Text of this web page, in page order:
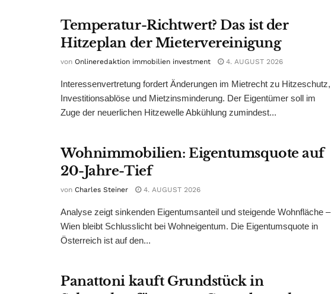
Temperatur-Richtwert? Das ist der
Hitzeplan der Mietervereinigung
von Onlineredaktion immobilien investment 4. AUGUST 2026
Interessenvertretung fordert Änderungen im Mietrecht zu Hitzeschutz,
Investitionsablöse und Mietzinsminderung. Der Eigentümer soll im
Zuge der neuerlichen Hitzewelle Abkühlung zumindest...
Wohnimmobilien: Eigentumsquote auf
20-Jahre-Tief
von Charles Steiner 4. AUGUST 2026
Analyse zeigt sinkenden Eigentumsanteil und steigende Wohnfläche –
Wien bleibt Schlusslicht bei Wohneigentum. Die Eigentumsquote in
Österreich ist auf den...
Panattoni kauft Grundstück in